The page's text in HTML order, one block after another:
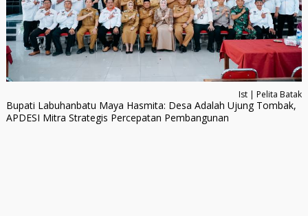
Ist | Pelita Batak
Bupati Labuhanbatu Maya Hasmita: Desa Adalah Ujung Tombak,
APDESI Mitra Strategis Percepatan Pembangunan